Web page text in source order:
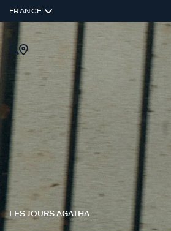
FRANCE
LES JOURS AGATHA